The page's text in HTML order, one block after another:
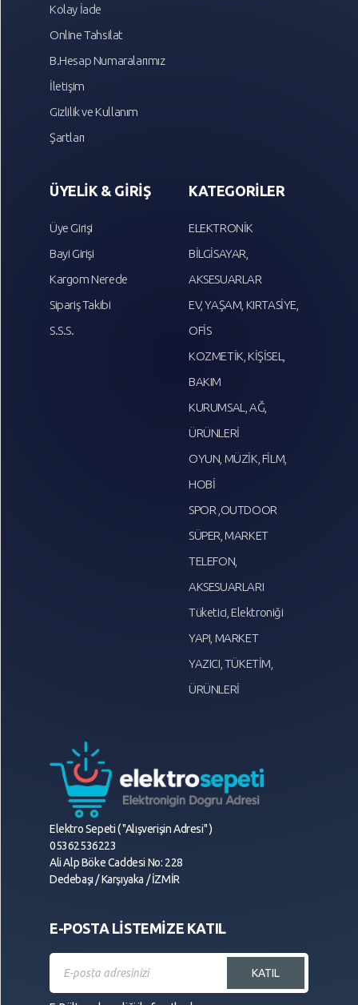
Kolay İade
Online Tahsilat
B.Hesap Numaralarımız
İletişim
Gizlilik ve Kullanım
Şartları
ÜYELİK & GİRİŞ
Üye Girişi
Bayi Girişi
Kargom Nerede
Sipariş Takibi
S.S.S.
KATEGORİLER
ELEKTRONİK
BİLGİSAYAR,
AKSESUARLAR
EV, YAŞAM, KIRTASİYE,
OFİS
KOZMETİK, KİŞİSEL,
BAKIM
KURUMSAL, AĞ,
ÜRÜNLERİ
OYUN, MÜZİK, FİLM,
HOBİ
SPOR ,OUTDOOR
SÜPER, MARKET
TELEFON,
AKSESUARLARI
Tüketici, Elektroniği
YAPI, MARKET
YAZICI, TÜKETİM,
ÜRÜNLERİ
Elektro Sepeti ( "Alışverişin Adresi" )
05362536223
Ali Alp Böke Caddesi No: 228
Dedebaşı / Karşıyaka / İZMİR
E-POSTA LİSTEMİZE KATIL
KATIL